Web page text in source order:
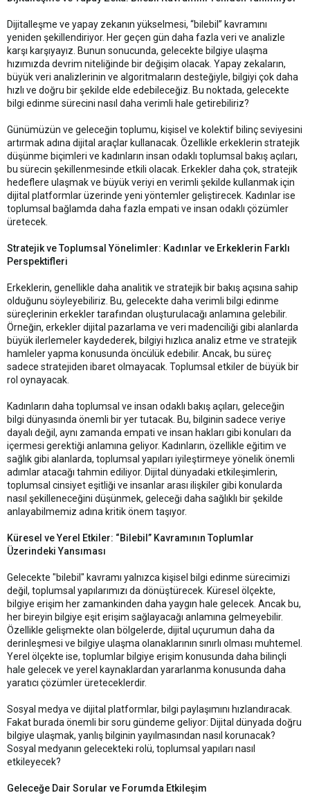
Dijitalleşme ve yapay zekanın yükselmesi, “bilebil” kavramını
yeniden şekillendiriyor. Her geçen gün daha fazla veri ve analizle
karşı karşıyayız. Bunun sonucunda, gelecekte bilgiye ulaşma
hızımızda devrim niteliğinde bir değişim olacak. Yapay zekaların,
büyük veri analizlerinin ve algoritmaların desteğiyle, bilgiyi çok daha
hızlı ve doğru bir şekilde elde edebileceğiz. Bu noktada, gelecekte
bilgi edinme sürecini nasıl daha verimli hale getirebiliriz?
Günümüzün ve geleceğin toplumu, kişisel ve kolektif bilinç seviyesini
artırmak adına dijital araçlar kullanacak. Özellikle erkeklerin stratejik
düşünme biçimleri ve kadınların insan odaklı toplumsal bakış açıları,
bu sürecin şekillenmesinde etkili olacak. Erkekler daha çok, stratejik
hedeflere ulaşmak ve büyük veriyi en verimli şekilde kullanmak için
dijital platformlar üzerinde yeni yöntemler geliştirecek. Kadınlar ise
toplumsal bağlamda daha fazla empati ve insan odaklı çözümler
üretecek.
Stratejik ve Toplumsal Yönelimler: Kadınlar ve Erkeklerin Farklı
Perspektifleri
Erkeklerin, genellikle daha analitik ve stratejik bir bakış açısına sahip
olduğunu söyleyebiliriz. Bu, gelecekte daha verimli bilgi edinme
süreçlerinin erkekler tarafından oluşturulacağı anlamına gelebilir.
Örneğin, erkekler dijital pazarlama ve veri madenciliği gibi alanlarda
büyük ilerlemeler kaydederek, bilgiyi hızlıca analiz etme ve stratejik
hamleler yapma konusunda öncülük edebilir. Ancak, bu süreç
sadece stratejiden ibaret olmayacak. Toplumsal etkiler de büyük bir
rol oynayacak.
Kadınların daha toplumsal ve insan odaklı bakış açıları, geleceğin
bilgi dünyasında önemli bir yer tutacak. Bu, bilginin sadece veriye
dayalı değil, aynı zamanda empati ve insan hakları gibi konuları da
içermesi gerektiği anlamına geliyor. Kadınların, özellikle eğitim ve
sağlık gibi alanlarda, toplumsal yapıları iyileştirmeye yönelik önemli
adımlar atacağı tahmin ediliyor. Dijital dünyadaki etkileşimlerin,
toplumsal cinsiyet eşitliği ve insanlar arası ilişkiler gibi konularda
nasıl şekilleneceğini düşünmek, geleceği daha sağlıklı bir şekilde
anlayabilmemiz adına kritik önem taşıyor.
Küresel ve Yerel Etkiler: “Bilebil” Kavramının Toplumlar
Üzerindeki Yansıması
Gelecekte "bilebil" kavramı yalnızca kişisel bilgi edinme sürecimizi
değil, toplumsal yapılarımızı da dönüştürecek. Küresel ölçekte,
bilgiye erişim her zamankinden daha yaygın hale gelecek. Ancak bu,
her bireyin bilgiye eşit erişim sağlayacağı anlamına gelmeyebilir.
Özellikle gelişmekte olan bölgelerde, dijital uçurumun daha da
derinleşmesi ve bilgiye ulaşma olanaklarının sınırlı olması muhtemel.
Yerel ölçekte ise, toplumlar bilgiye erişim konusunda daha bilinçli
hale gelecek ve yerel kaynaklardan yararlanma konusunda daha
yaratıcı çözümler üreteceklerdir.
Sosyal medya ve dijital platformlar, bilgi paylaşımını hızlandıracak.
Fakat burada önemli bir soru gündeme geliyor: Dijital dünyada doğru
bilgiye ulaşmak, yanlış bilginin yayılmasından nasıl korunacak?
Sosyal medyanın gelecekteki rolü, toplumsal yapıları nasıl
etkileyecek?
Geleceğe Dair Sorular ve Forumda Etkileşim